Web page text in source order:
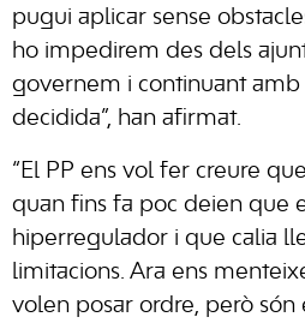
pugui aplicar sense
ho impedirem des dels
governem i continuant amb
decidida”, han afirmat.
“El PP ens vol fer creure
quan fins fa poc deien que
hiperregulador i que calia
limitacions. Ara ens
volen posar ordre, però són